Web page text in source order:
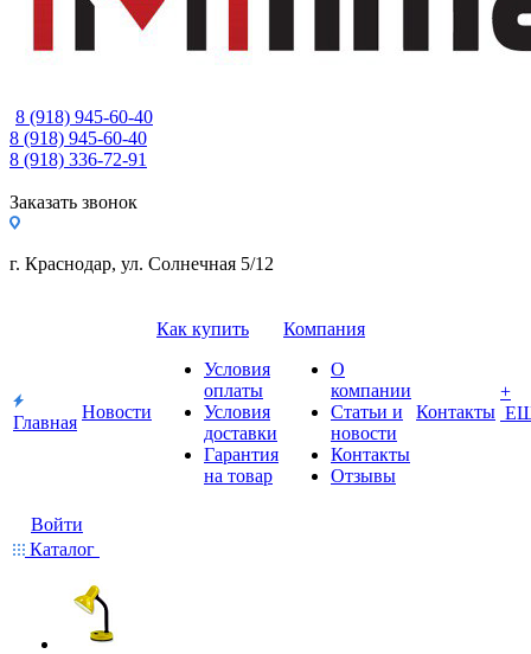
8 (918) 945-60-40
8 (918) 945-60-40
8 (918) 336-72-91
Заказать звонок
г. Краснодар, ул. Солнечная 5/12
Главная
Новости
Как купить
Условия
оплаты
Условия
доставки
Гарантия
на товар
Компания
О
компании
Статьи и
новости
Контакты
Отзывы
Контакты
+
Войти
Каталог